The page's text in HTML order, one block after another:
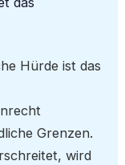
Hürde ist das
Grenzen.
wird